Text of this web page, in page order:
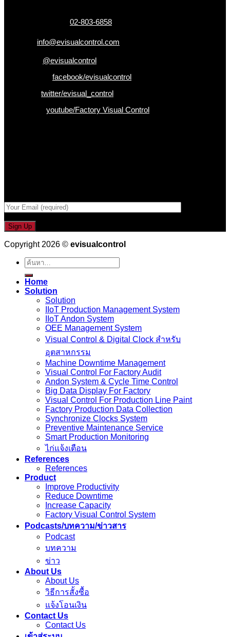
02-803-6858
info@evisualcontrol.com
@evisualcontrol
facebook/evisualcontrol
twitter/evisual_control
youtube/Factory Visual Control
Copyright 2026 © evisualcontrol
ค้นหา:
Home
Solution
Solution
IIoT Production Management System
IIoT Andon System
OEE Management System
Visual Control & Digital Clock สำหรับ
อุตสาหกรรม
Machine Downtime Management
Visual Control For Factory Audit
Andon System & Cycle Time Control
Big Data Display For Factory
Visual Control For Production Line Paint
Factory Production Data Collection
Synchronize Clocks System
Preventive Maintenance Service
Smart Production Monitoring
ไก่แจ้งเตือน
References
References
Product
Improve Productivity
Reduce Downtime
Increase Capacity
Factory Visual Control System
Podcasts/บทความ/ข่าวสาร
Podcast
บทความ
ข่าว
About Us
About Us
วิธีการสั้งซื้อ
แจ้งโอนเงิน
Contact Us
Contact Us